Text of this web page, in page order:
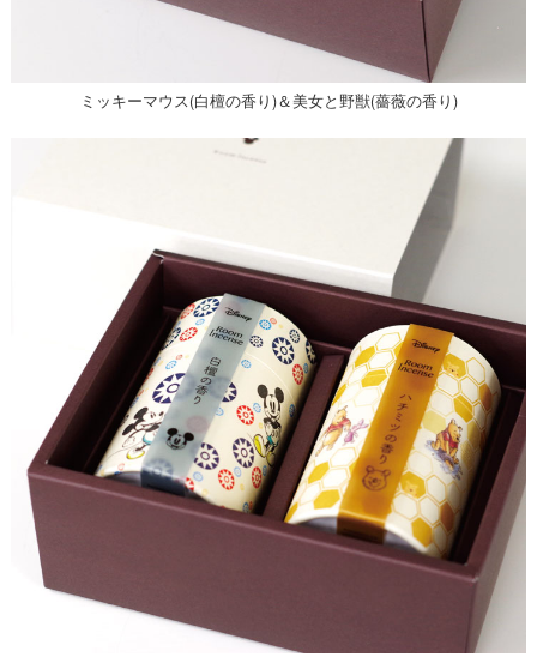
ミッキーマウス(白檀の香り)＆美女と野獣(薔薇の香り)